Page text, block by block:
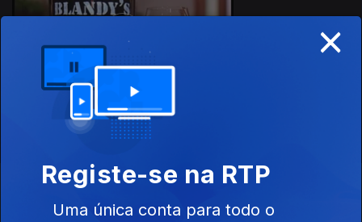
26 mar. 2016
Instale a aplicaçãoRTP Play
×
Registe-se na RTP
Uma única conta para todo o